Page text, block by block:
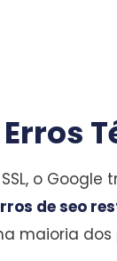
Erros
o
de seo
maioria dos